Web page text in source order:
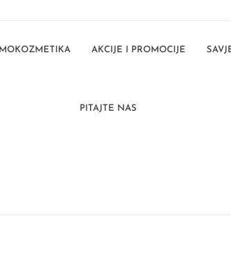
AKCIJE I PROMOCIJE
PITAJTE NAS